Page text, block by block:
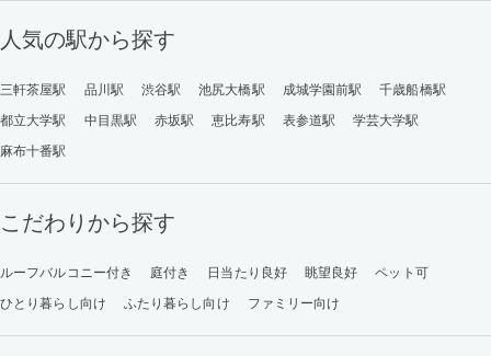
人気の駅から探す
三軒茶屋駅 品川駅 渋谷駅 池尻大橋駅 成城学園前駅
千歳船橋駅
都立大学駅
中目黒駅 赤坂駅 恵比寿駅 表参道駅
学芸大学駅
麻布十番駅
こだわりから探す
ルーフバルコニー付き 庭付き 日当たり良好 眺望良好
ペット可
ひとり暮らし向け
ふたり暮らし向け ファミリー向け